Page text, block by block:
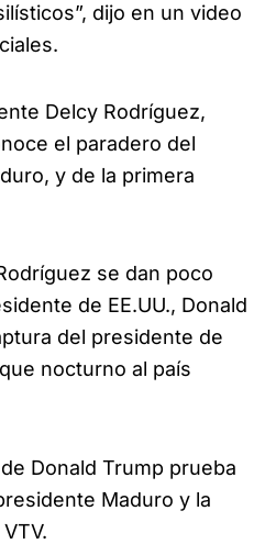
dijo en un video
Delcy Rodríguez,
el paradero del
y de la primera
se dan poco
de EE.UU., Donald
del presidente de
nocturno al país
Donald Trump prueba
Maduro y la